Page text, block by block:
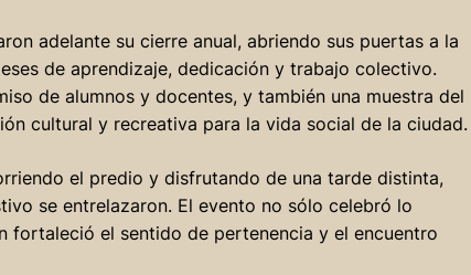
adelante su cierre anual, abriendo sus puertas a la
de aprendizaje, dedicación y trabajo colectivo.
de alumnos y docentes, y también una muestra del
cultural y recreativa para la vida social de la ciudad.
el predio y disfrutando de una tarde distinta,
se entrelazaron. El evento no sólo celebró lo
fortaleció el sentido de pertenencia y el encuentro